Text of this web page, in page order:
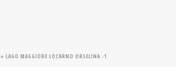
» LAGO MAGGIORE LOCARNO ORSELINA -1